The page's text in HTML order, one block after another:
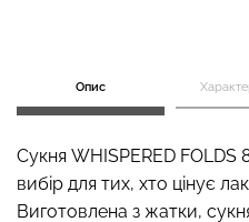
Опис
Сукня WHISPERED
вибір для тих, хто цінує
Виготовлена з жатки,